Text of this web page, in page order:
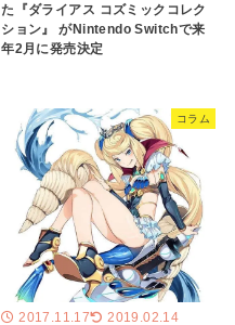
た『ダライアス コズミックコレク
ション』 がNintendo Switchで来
年2月に発売決定
コラム
2017.11.17 2019.02.14